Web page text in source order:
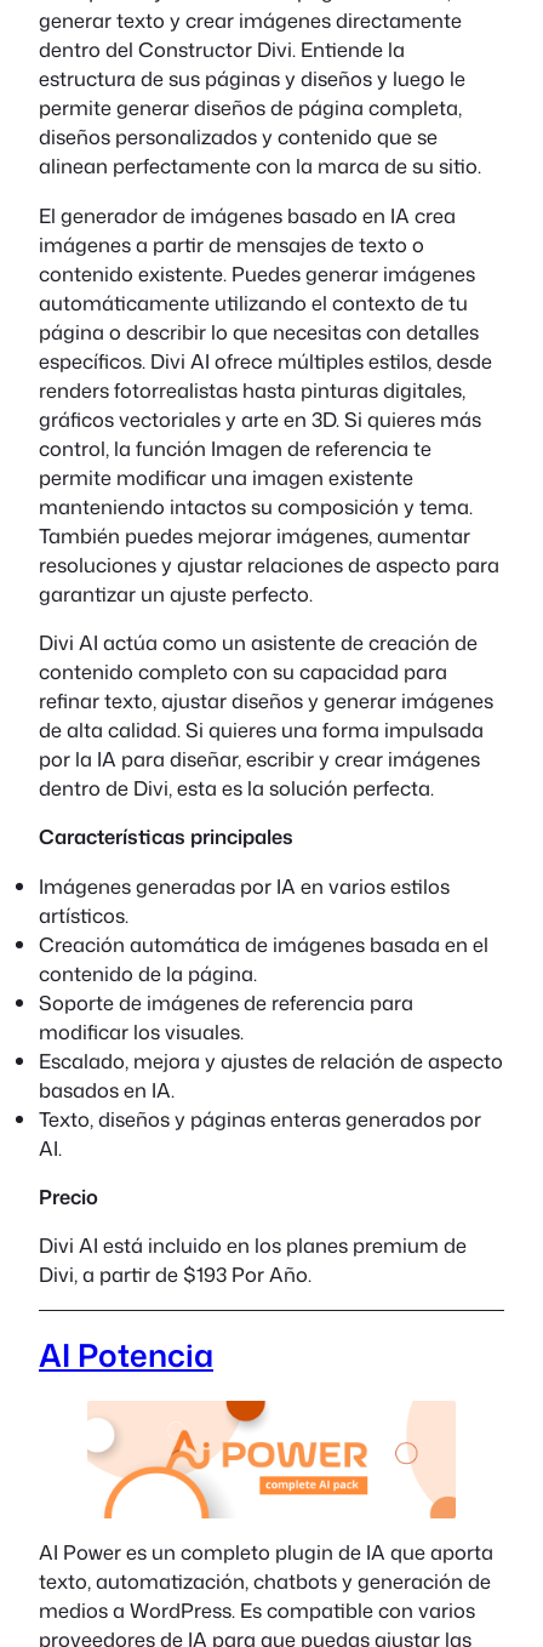
generar texto y crear imágenes directamente
dentro del Constructor Divi. Entiende la
estructura de sus páginas y diseños y luego le
permite generar diseños de página completa,
diseños personalizados y contenido que se
alinean perfectamente con la marca de su sitio.
El generador de imágenes basado en IA crea
imágenes a partir de mensajes de texto o
contenido existente. Puedes generar imágenes
automáticamente utilizando el contexto de tu
página o describir lo que necesitas con detalles
específicos. Divi AI ofrece múltiples estilos, desde
renders fotorrealistas hasta pinturas digitales,
gráficos vectoriales y arte en 3D. Si quieres más
control, la función Imagen de referencia te
permite modificar una imagen existente
manteniendo intactos su composición y tema.
También puedes mejorar imágenes, aumentar
resoluciones y ajustar relaciones de aspecto para
garantizar un ajuste perfecto.
Divi AI actúa como un asistente de creación de
contenido completo con su capacidad para
refinar texto, ajustar diseños y generar imágenes
de alta calidad. Si quieres una forma impulsada
por la IA para diseñar, escribir y crear imágenes
dentro de Divi, esta es la solución perfecta.
Características principales
Imágenes generadas por IA en varios estilos
artísticos.
Creación automática de imágenes basada en el
contenido de la página.
Soporte de imágenes de referencia para
modificar los visuales.
Escalado, mejora y ajustes de relación de aspecto
basados en IA.
Texto, diseños y páginas enteras generados por
AI.
Precio
Divi AI está incluido en los planes premium de
Divi, a partir de $193 Por Año.
AI Potencia
AI Power es un completo plugin de IA que aporta
texto, automatización, chatbots y generación de
medios a WordPress. Es compatible con varios
proveedores de IA para que puedas ajustar las